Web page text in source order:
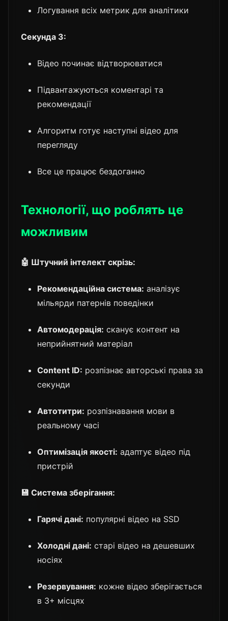
Логування всіх метрик для аналітики
Секунда 3:
Відео починає відтворюватися
Підвантажуються коментарі та
рекомендації
Алгоритм готує наступні відео для
перегляду
Все це працює бездоганно
Технології, що роблять це
можливим
🤖 Штучний інтелект скрізь:
Рекомендаційна система: аналізує
мільярди патернів поведінки
Автомодерація: сканує контент на
неприйнятний матеріал
Content ID: розпізнає авторські права за
секунди
Автотитри: розпізнавання мови в
реальному часі
Оптимізація якості: адаптує відео під
пристрій
💾 Система зберігання:
Гарячі дані: популярні відео на SSD
Холодні дані: старі відео на дешевших
носіях
Резервування: кожне відео зберігається
в 3+ місцях